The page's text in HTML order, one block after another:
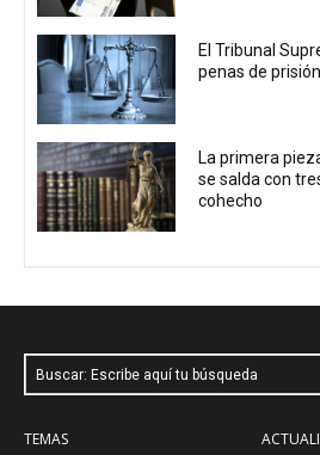
El Tribunal
penas de
La primera
se salda con
cohecho
Buscar: Escribe aquí tu búsqueda
TEMAS